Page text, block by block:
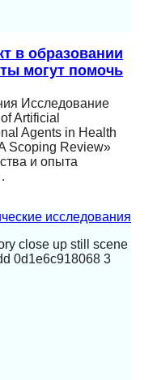
в образовании
могут помочь
Исследование
Artificial
Agents in Health
Scoping Review»
и опыта
исследования